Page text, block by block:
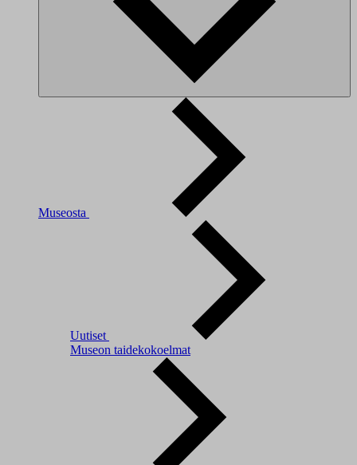
Museosta
Uutiset
Museon taidekokoelmat